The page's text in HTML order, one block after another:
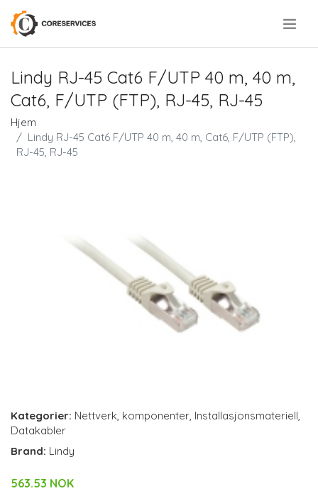
Lindy RJ-45 Cat6 F/UTP 40 m, 40 m,
Cat6, F/UTP (FTP), RJ-45, RJ-45
Hjem
Lindy RJ-45 Cat6 F/UTP 40 m, 40 m, Cat6, F/UTP (FTP),
RJ-45, RJ-45
Kategorier: Nettverk komponenter Installasjonsmateriell
Datakabler
Brand: Lindy
563.53 NOK